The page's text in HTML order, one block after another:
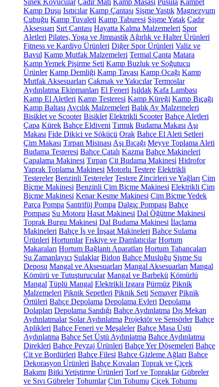
Sinek Kovucular Çadır Matı Kamp Masası Pusula Kampet
Kamp Duşu Isıtıcılar Kamp Çantası Şişme Yastık Magnezyum
Çubuğu Kamp Tuvaleti Kamp Taburesi Şişme Yatak Çadır
Aksesuarı Sırt Çantası Hayatta Kalma Malzemeleri Spor
Aletleri Pilates, Yoga ve Jimnastik Ağırlık ve Halter Ürünleri
Fitness ve Kardiyo Ürünleri Diğer Spor Ürünleri Valiz ve
Bavul Kamp Mutfak Malzemeleri Termal Çanta Matara
Kamp Yemek Pişirme Seti Kamp Buzluk ve Soğutucu
Ürünler Kamp Demliği Kamp Tavası Kamp Ocağı Kamp
Mutfak Aksesuarları Çakmak ve Yakıcılar Termoslar
Aydınlatma Ekipmanları El Feneri Işıldak Kafa Lambası
Kamp El Aletleri Kamp Testeresi Kamp Küreği Kamp Bıçağı
Kamp Baltası Avcılık Malzemeleri Balık Av Malzemeleri
Bisiklet ve Scooter Bisiklet Elektrikli Scooter Bahçe Aletleri
Çapa Kürek Bahçe Eldiveni Tırmık Budama Makası Aşı
Makası Fide Dikici ve Sökücü Orak Bahçe El Aleti Setleri
Çim Makası Tırpan Misinası Aşı Bıçağı Meyve Toplama Aleti
Budama Testeresi Bahçe Çatalı Kazma Bahçe Makineleri
Çapalama Makinesi Tırpan Çit Budama Makinesi Hidrofor
Yaprak Toplama Makinesi Motorlu Testere Elektrikli
Testereler Benzinli Testereler Testere Zincirleri ve Yağları Çim
Biçme Makinesi Benzinli Çim Biçme Makinesi Elektrikli Çim
Biçme Makinesi Kenar Kesme Makinesi Çim Biçme Yedek
Parça Pompa Santrifüj Pompa Dalgıç Pompası Bahçe
Pompası Su Motoru Hasat Makinesi Dal Öğütme Makinesi
Toprak Burgu Makinesi Dal Budama Makinesi İlaçlama
Makineleri Bahçe İş ve İnşaat Makineleri Bahçe Sulama
Ürünleri Hortumlar Fıskiye ve Damlatıcılar Hortum
Makaraları Hortum Bağlantı Aparatları Hortum Tabancaları
Su Zamanlayıcı Sulaklar Bidon Bahçe Musluğu Şişme Su
Deposu Mangal ve Aksesuarları Mangal Aksesuarları Mangal
Kömürü ve Tutuşturucular Mangal ve Barbekü Kömürlü
Mangal Tüplü Mangal Elektrikli Izgara Pürmüz Piknik
Malzemeleri Piknik Sepetleri Piknik Seti Semaver Piknik
Örtüleri Bahçe Depolama Depolama Evleri Depolama
Dolapları Depolama Sandığı Bahçe Aydınlatma Dış Mekan
Aydınlatmalar Solar Aydınlatma Projektör ve Sensörler Bahçe
Aplikleri Bahçe Feneri ve Meşaleler Bahçe Masa Üstü
Aydınlatma Bahçe Set Üstü Aydınlatma Bahçe Aydınlatma
Direkleri Bahçe Peyzaj Ürünleri Bahçe Yer Döşemeleri Bahçe
Çit ve Bordürleri Bahçe Filesi Bahçe Gizleme Ağları Bahçe
Dekorasyon Ürünleri Bahçe Kovaları Toprak ve Çiçek
Bakımı Bitki Yetiştirme Ürünleri Torf ve Topraklar Gübreler
ve Sıvı Gübreler Tohumlar Çim Tohumu Çiçek Tohumu